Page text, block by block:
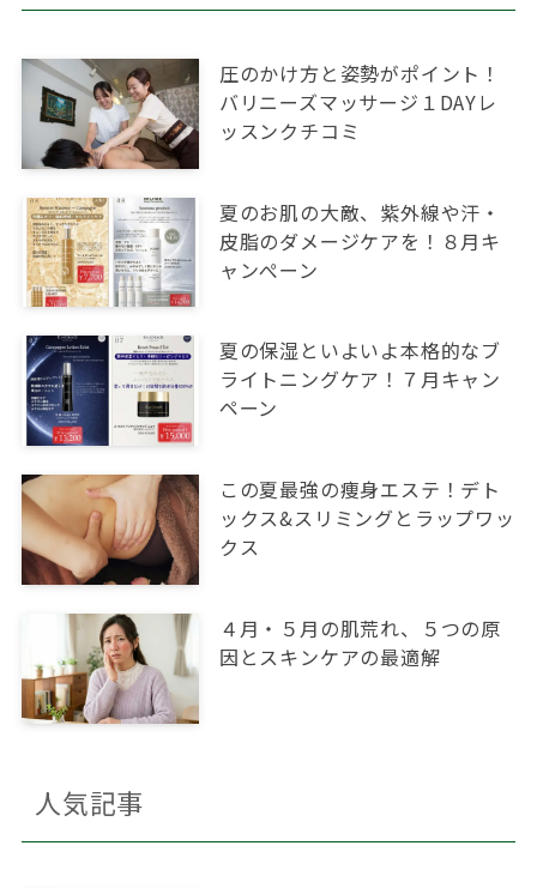
圧のかけ方と姿勢がポイント！
バリニーズマッサージ１DAYレ
ッスンクチコミ
夏のお肌の大敵、紫外線や汗・
皮脂のダメージケアを！８月キ
ャンぺーン
夏の保湿といよいよ本格的なブ
ライトニングケア！７月キャン
ペーン
この夏最強の痩身エステ！デト
ックス&スリミングとラップワッ
クス
４月・５月の肌荒れ、５つの原
因とスキンケアの最適解
人気記事